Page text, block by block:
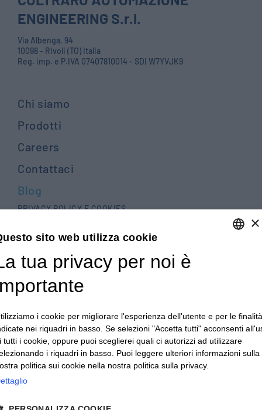
ENGINEERING S.r.l.
Via Albenga, 94
10098 - Rivoli (TO) Italia
Reg. imp. e P.IVA 07407810014 - SDI W7YVJK9
Chi siamo
Prodotti
Careers
Contattaci
Blog
PRIVACY POLICY E COOKIES
TERMINI E CONDIZIONI GENERALI DI ACQUISTO
PRIVACY DIPENDENTI - PRIVACY CLIENTI E FORNITORI
ATTREZZATURE
WHISTLEBLOWING
© 2026 - CULTRARO AUTOMAZIONE ENGINEERING
powered by Proposte
FRENCH
ZH
×
sito web utilizza cookie
tua privacy per noi è
i cookie per migliorare l'esperienza dell'utente e per le finalità
nei riquadri in basso. Se selezioni "Accetta tutti" acconsenti
tutti i cookie, oppure puoi sceglierei quali ci autorizzi ad utilizzare
i riquadri in basso. Puoi leggere ulteriori informazioni sulla
politica sui cookie nella nostra politica sulla privacy.